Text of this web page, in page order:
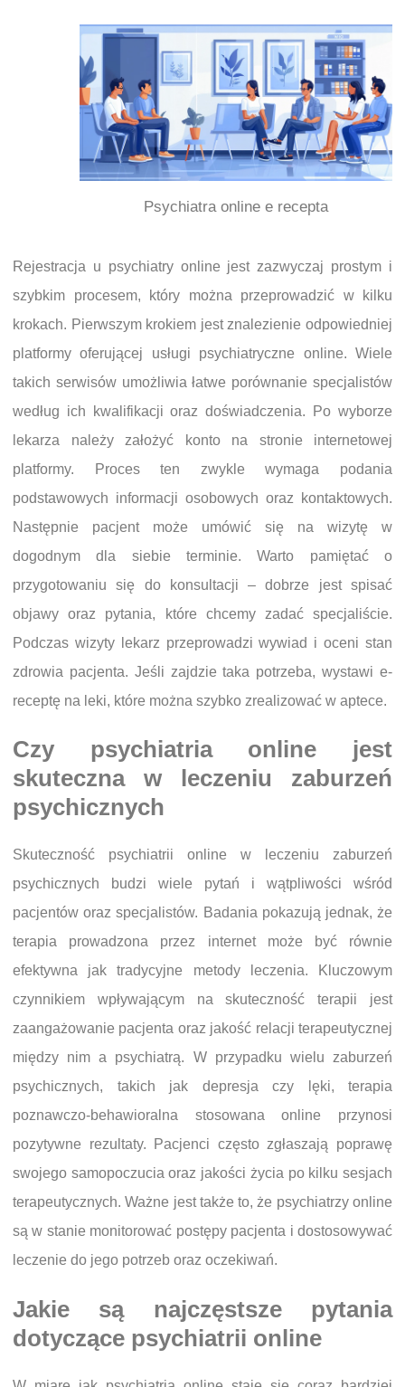
Psychiatra online e recepta
Rejestracja u psychiatry online jest zazwyczaj prostym i
szybkim procesem, który można przeprowadzić w kilku
krokach. Pierwszym krokiem jest znalezienie odpowiedniej
platformy oferującej usługi psychiatryczne online. Wiele
takich serwisów umożliwia łatwe porównanie specjalistów
według ich kwalifikacji oraz doświadczenia. Po wyborze
lekarza należy założyć konto na stronie internetowej
platformy. Proces ten zwykle wymaga podania
podstawowych informacji osobowych oraz kontaktowych.
Następnie pacjent może umówić się na wizytę w
dogodnym dla siebie terminie. Warto pamiętać o
przygotowaniu się do konsultacji – dobrze jest spisać
objawy oraz pytania, które chcemy zadać specjaliście.
Podczas wizyty lekarz przeprowadzi wywiad i oceni stan
zdrowia pacjenta. Jeśli zajdzie taka potrzeba, wystawi e-
receptę na leki, które można szybko zrealizować w aptece.
Czy psychiatria online jest
skuteczna w leczeniu zaburzeń
psychicznych
Skuteczność psychiatrii online w leczeniu zaburzeń
psychicznych budzi wiele pytań i wątpliwości wśród
pacjentów oraz specjalistów. Badania pokazują jednak, że
terapia prowadzona przez internet może być równie
efektywna jak tradycyjne metody leczenia. Kluczowym
czynnikiem wpływającym na skuteczność terapii jest
zaangażowanie pacjenta oraz jakość relacji terapeutycznej
między nim a psychiatrą. W przypadku wielu zaburzeń
psychicznych, takich jak depresja czy lęki, terapia
poznawczo-behawioralna stosowana online przynosi
pozytywne rezultaty. Pacjenci często zgłaszają poprawę
swojego samopoczucia oraz jakości życia po kilku sesjach
terapeutycznych. Ważne jest także to, że psychiatrzy online
są w stanie monitorować postępy pacjenta i dostosowywać
leczenie do jego potrzeb oraz oczekiwań.
Jakie są najczęstsze pytania
dotyczące psychiatrii online